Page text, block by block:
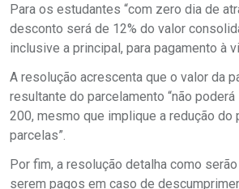
Para os estudantes “com zero dia de
desconto será de 12% do valor
inclusive a principal, para pagamento à
A resolução acrescenta que o valor da
resultante do parcelamento “não
200, mesmo que implique a redução do
parcelas”.
Por fim, a resolução detalha como
serem pagos em caso de